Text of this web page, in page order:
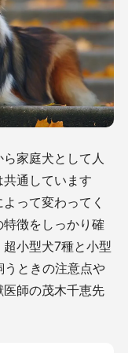
家庭犬として人
通しています
って変わってく
徴をしっかり確
小型犬7種と小型
ときの注意点や
師の茂木千恵先